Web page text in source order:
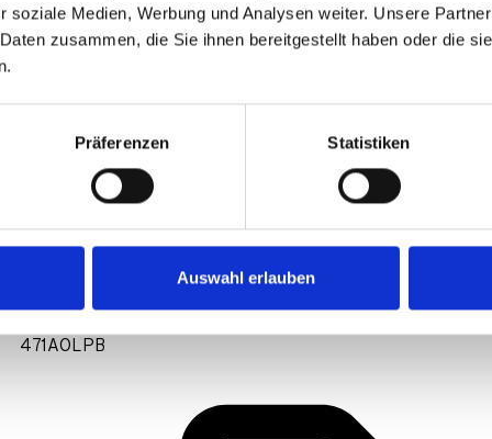
soziale Medien, Werbung und Analysen weiter. Unsere
zusammen, die Sie ihnen bereitgestellt haben oder die
Präferenzen Statistiken
Auswahl erlauben
471AOLPB